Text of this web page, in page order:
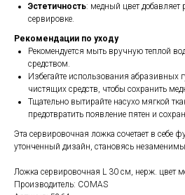
Эстетичность: медный цвет добавляет
сервировке.
Рекомендации по уходу
Рекомендуется мыть вручную теплой
средством.
Избегайте использования абразивных
чистящих средств, чтобы сохранить
Тщательно вытирайте насухо мягкой
предотвратить появление пятен и
Эта сервировочная ложка сочетает в себе
утонченный дизайн, становясь
Ложка сервировочная L 30 см, нерж. цвет
Производитель: COMAS